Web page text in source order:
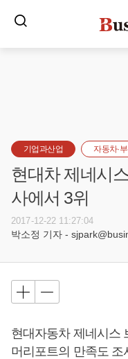
기업과산업 자동차·
현대차 제네시
사에서 3위
2017-12-22 11:27:04
박소정 기자 -
현대자동차 제네시스
머리포트의 만족도 조